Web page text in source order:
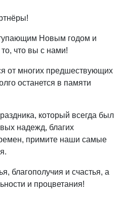
Новым годом и
что вы с нами!
от многих предшествующих
останется в памяти
который всегда был
надежд, благих
примите наши самые
благополучия и счастья, а
и процветания!